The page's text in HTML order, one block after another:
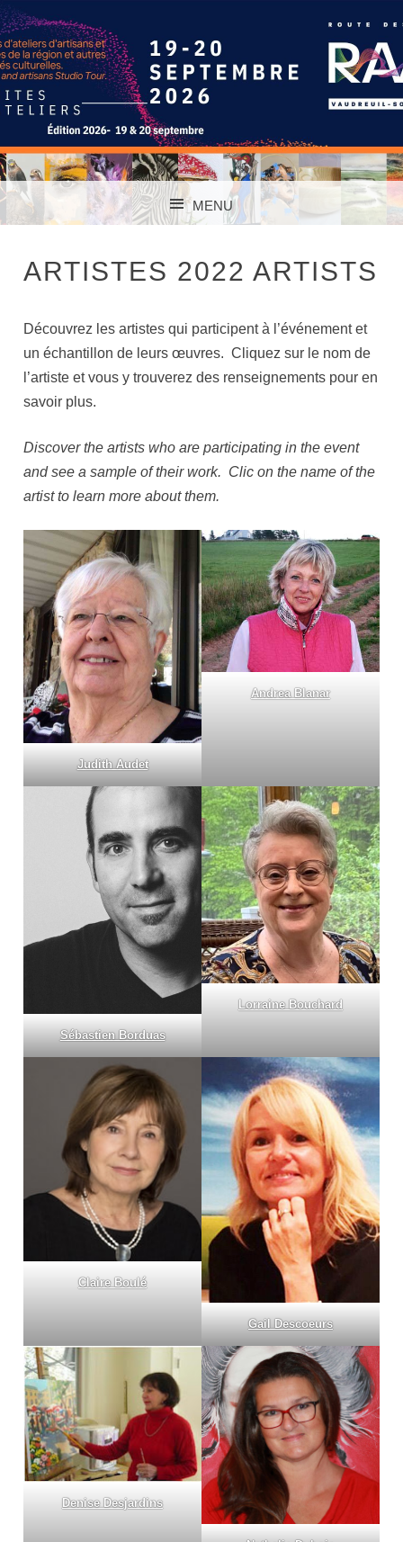
ROUTE DES ARTS
VAUDREUIL-
SOULANGES
TOUS LES CHEMINS MÈNENT À L'ART
MENU
ARTISTES 2022 ARTISTS
Découvrez les artistes qui participent à l’événement et
un échantillon de leurs œuvres. Cliquez sur le nom de
l’artiste et vous y trouverez des renseignements pour en
savoir plus.
Discover the artists who are participating in the event
and see a sample of their work. Clic on the name of the
artist to learn more about them.
Judith Audet
Andrea Blanar
Sébastien Borduas
Lorraine Bouchard
Claire Boulé
Gail Descoeurs
Denise Desjardins